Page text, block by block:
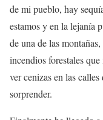
de mi pueblo, hay
estamos y en la lejanía
de una de las
incendios forestales
ver cenizas en las
sorprender.